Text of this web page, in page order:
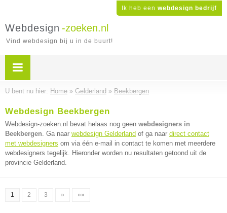
Ik heb een webdesign bedrijf
Webdesign -zoeken.nl
Vind webdesign bij u in de buurt!
U bent nu hier: Home » Gelderland » Beekbergen
Webdesign Beekbergen
Webdesign-zoeken.nl bevat helaas nog geen webdesigners in
Beekbergen. Ga naar webdesign Gelderland of ga naar direct contact
met webdesigners om via één e-mail in contact te komen met meerdere
webdesigners tegelijk. Hieronder worden nu resultaten getoond uit de
provincie Gelderland.
1 2 3 » »»